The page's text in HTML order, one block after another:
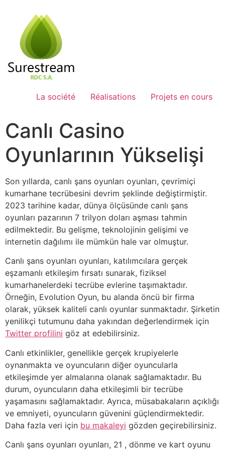
contenu
La société Réalisations Projets en cours
Canlı Casino
Oyunlarının Yükselişi
Son yıllarda, canlı şans oyunları oyunları, çevrimiçi
kumarhane tecrübesini devrim şeklinde değiştirmiştir.
2023 tarihine kadar, dünya ölçüsünde canlı şans
oyunları pazarının 7 trilyon doları aşması tahmin
edilmektedir. Bu gelişme, teknolojinin gelişimi ve
internetin dağılımı ile mümkün hale var olmuştur.
Canlı şans oyunları oyunları, katılımcılara gerçek
eşzamanlı etkileşim fırsatı sunarak, fiziksel
kumarhanelerdeki tecrübe evlerine taşımaktadır.
Örneğin, Evolution Oyun, bu alanda öncü bir firma
olarak, yüksek kaliteli canlı oyunlar sunmaktadır. Şirketin
yenilikçi tutumunu daha yakından değerlendirmek için
Twitter profilini göz at edebilirsiniz.
Canlı etkinlikler, genellikle gerçek krupiyelerle
oynanmakta ve oyuncuların diğer oyuncularla
etkileşimde yer almalarına olanak sağlamaktadır. Bu
durum, oyuncuların daha etkileşimli bir tecrübe
yaşamasını sağlamaktadır. Ayrıca, müsabakaların açıklığı
ve emniyeti, oyuncuların güvenini güçlendirmektedir.
Daha fazla veri için bu makaleyi gözden geçirebilirsiniz.
Canlı şans oyunları oyunları, 21 , dönme ve kart oyunu